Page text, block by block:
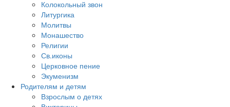
Колокольный звон
Литургика
Молитвы
Монашество
Религии
Св.иконы
Церковное пение
Экуменизм
Родителям и детям
Взрослым о детях